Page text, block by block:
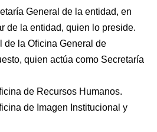
General de la entidad, en
de la entidad, quien lo preside.
de la Oficina General de
quien actúa como Secretaría
de Recursos Humanos.
de Imagen Institucional y